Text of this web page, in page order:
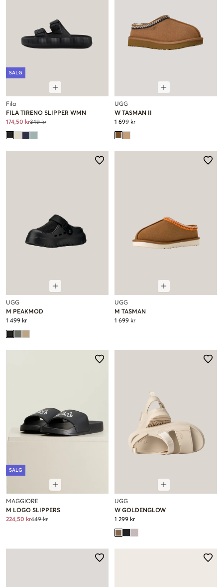
SALG
Fila
FILA TIRENO SLIPPER WMN
174,50 kr349 kr
UGG
W TASMAN II
1 699 kr
UGG
M PEAKMOD
1 499 kr
UGG
M TASMAN
1 699 kr
SALG
MAGGIORE
M LOGO SLIPPERS
224,50 kr449 kr
UGG
W GOLDENGLOW
1 299 kr